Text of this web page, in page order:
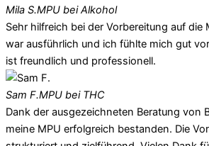
Mila S.MPU bei Alkohol
Sehr hilfreich bei der Vorbereitung auf die
war ausführlich und ich fühlte mich gut
ist freundlich und professionell.
Sam F.MPU bei THC
Dank der ausgezeichneten Beratung von
meine MPU erfolgreich bestanden. Die